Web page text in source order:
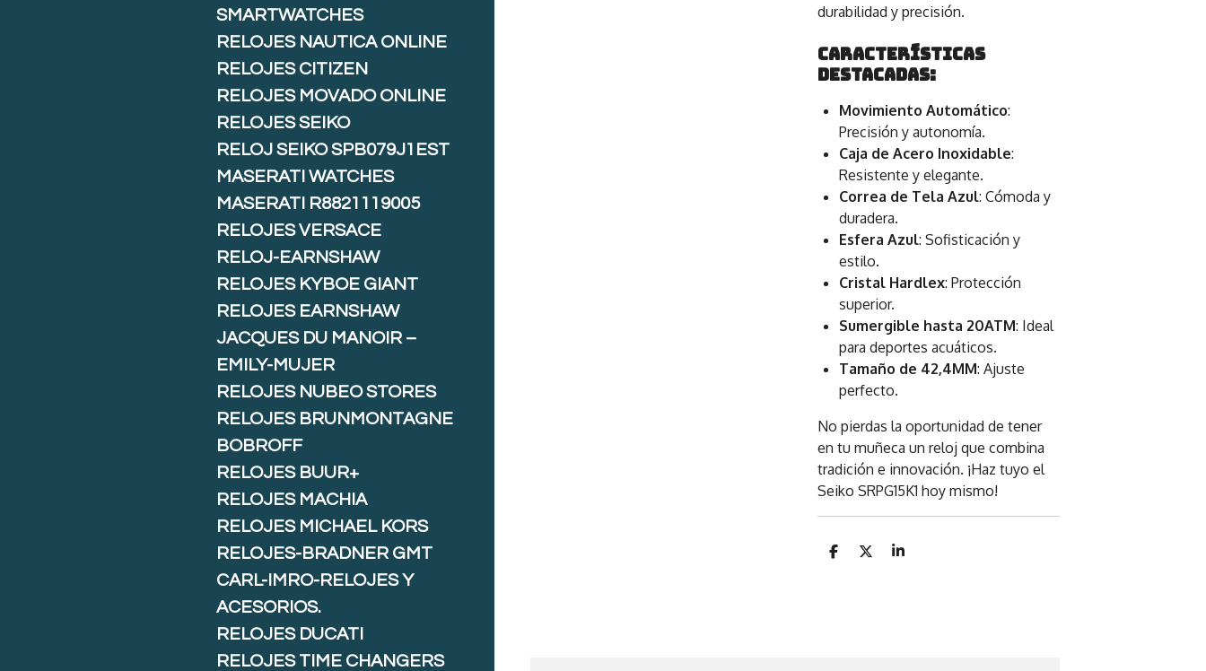
durabilidad y precisión.
Características
Destacadas:
Movimiento Automático:
Precisión y autonomía.
Caja de Acero Inoxidable:
Resistente y elegante.
Correa de Tela Azul: Cómoda y
duradera.
Esfera Azul: Sofisticación y
estilo.
Cristal Hardlex: Protección
superior.
Sumergible hasta 20ATM: Ideal
para deportes acuáticos.
Tamaño de 42,4MM: Ajuste
perfecto.
No pierdas la oportunidad de tener
en tu muñeca un reloj que combina
tradición e innovación. ¡Haz tuyo el
Seiko SRPG15K1 hoy mismo!
C
C
C
SMARTWATCHES
RELOJES NAUTICA ONLINE
RELOJES CITIZEN
RELOJES MOVADO ONLINE
RELOJES SEIKO
RELOJ SEIKO SPB079J1EST
MASERATI WATCHES
MASERATI R8821119005
RELOJES VERSACE
RELOJ-EARNSHAW
RELOJES KYBOE GIANT
RELOJES EARNSHAW
JACQUES DU MANOIR –
EMILY-MUJER
RELOJES NUBEO STORES
RELOJES BRUNMONTAGNE
BOBROFF
RELOJES BUUR+
RELOJES MACHIA
RELOJES MICHAEL KORS
RELOJES-BRADNER GMT
CARL-IMRO-RELOJES Y
ACESORIOS.
RELOJES DUCATI
RELOJES TIME CHANGERS